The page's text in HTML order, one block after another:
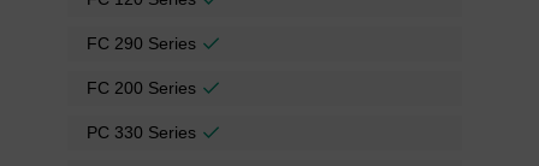
FC 290 Series
FC 200 Series
PC 330 Series